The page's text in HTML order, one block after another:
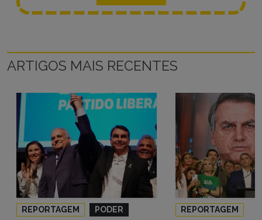
ARTIGOS MAIS RECENTES
REPORTAGEM PODER
REPORTAGEM